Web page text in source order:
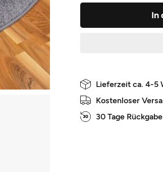
In
Lieferzeit ca. 4-5
Kostenloser
30 Tage